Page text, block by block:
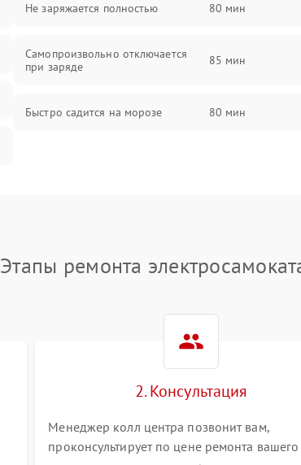
Не заряжается полностью 80 мин
Самопроизвольно отключается
при заряде
85 мин
Быстро садится на морозе 80 мин
Этапы ремонта
2. Консультация
Менеджер колл центра позвонит вам,
проконсультирует по цене ремонта вашего